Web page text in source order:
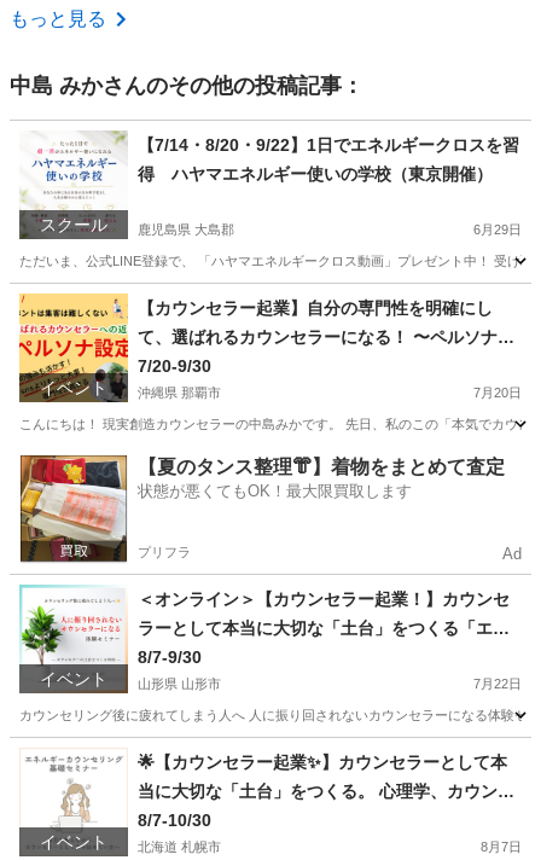
兵庫 神戸市
もっと見る
中島 みかさんのその他の投稿記事：
スクール
【7/14・8/20・9/22】1日でエネルギークロスを習
得 ハヤマエネルギー使いの学校（東京開催）
鹿児島県 大島郡 6月29日
ただいま、公式LINE登録で、 「ハヤマエネルギークロス動画」プレゼント中！ 受け
鹿児島 大島郡 その他 ヒーリング
イベント
【カウンセラー起業】自分の専門性を明確にし
て、選ばれるカウンセラーになる！ 〜ペルソナ設
定で集客の迷いが消える2時間講座〜
7/20-9/30
沖縄県 那覇市 7月20日
こんにちは！ 現実創造カウンセラーの中島みかです。 先日、私のこの「本気でカウ
沖縄 那覇市 セミナー 集客
【夏のタンス整理👘】着物をまとめて査定
状態が悪くてもOK！最大限買取します
プリフラ Ad
イベント
＜オンライン＞【カウンセラー起業！】カウンセ
ラーとして本当に大切な「土台」をつくる「エネ
ルギーカウンセリング基礎セミナー」人の役に立
ちたい気持ちを形に！
8/7-9/30
山形県 山形市 7月22日
カウンセリング後に疲れてしまう人へ 人に振り回されないカウンセラーになる体験
山形 山形市 セミナー エネルギー
イベント
🌟【カウンセラー起業✨】カウンセラーとして本
当に大切な「土台」をつくる。 心理学、カウンセ
リングを学んだその先で、一歩踏み出すための エ
ネルギーカウンセリング基礎セミナー
8/7-10/30
北海道 札幌市 8月7日